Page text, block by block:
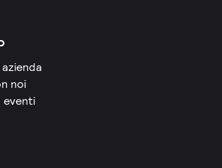
noi
eventi